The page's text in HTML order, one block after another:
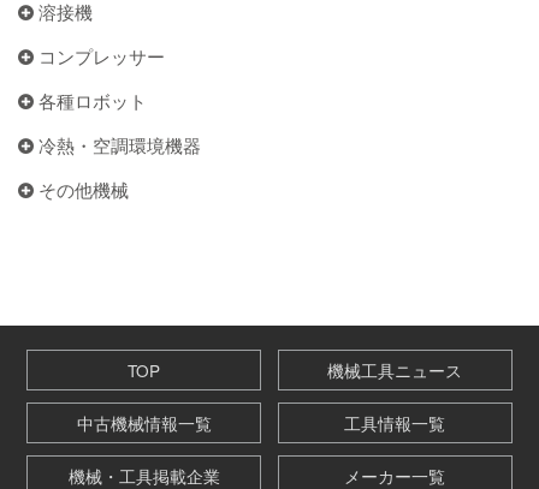
溶接機
コンプレッサー
各種ロボット
冷熱・空調環境機器
その他機械
TOP 機械工具ニュース
中古機械情報一覧 工具情報一覧
機械・工具掲載企業 メーカー一覧